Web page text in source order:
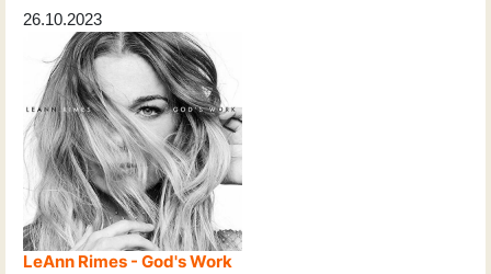
26.10.2023
LeAnn Rimes - God's Work